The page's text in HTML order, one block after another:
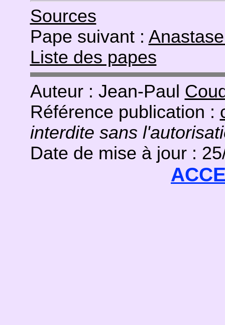
Sources
Pape suivant :
Liste des papes
Auteur : Jean-Paul
Référence publication :
interdite sans
Date de mise à jour :